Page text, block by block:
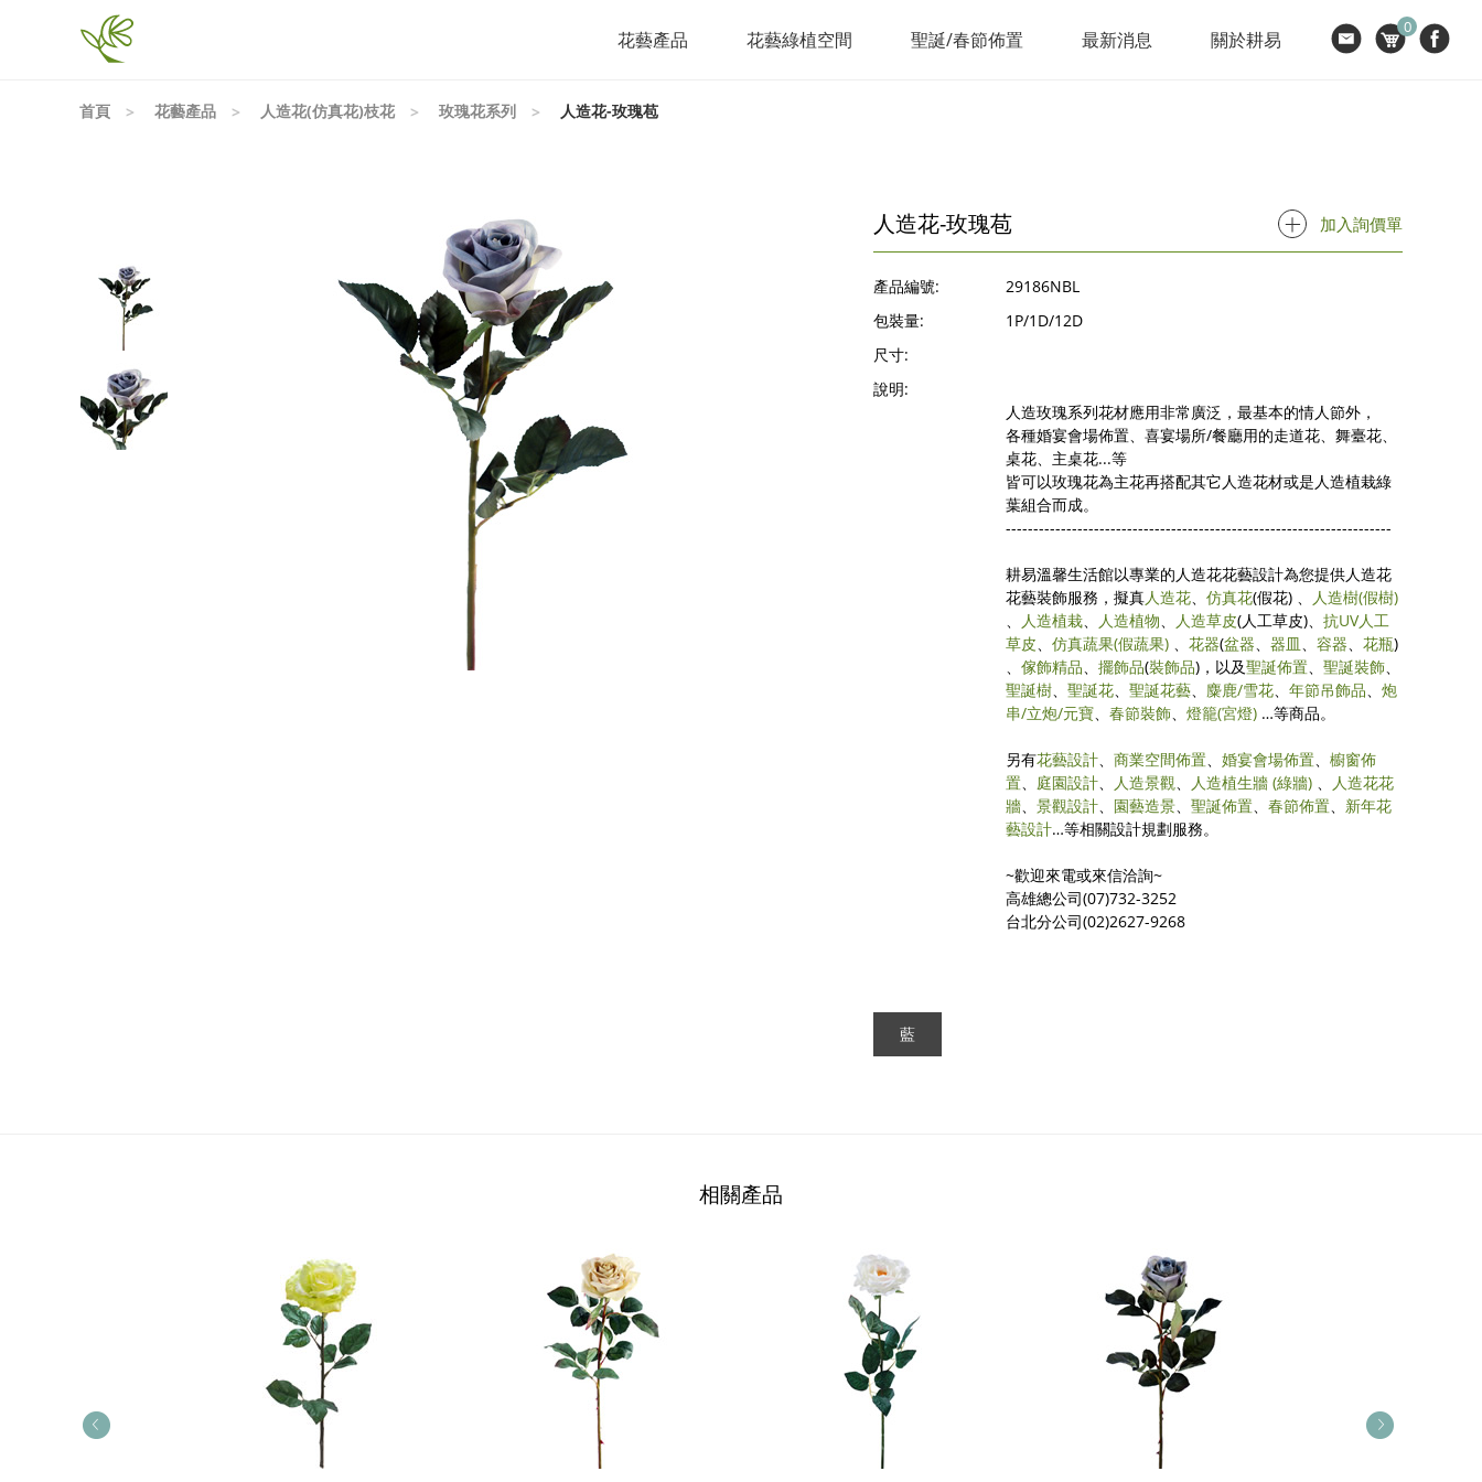
花藝產品 花藝綠植空間 聖誕/春節佈置 最新消息 關於耕易
0
首頁 花藝產品 人造花(仿真花)枝花 玫瑰花系列 人造花-玫瑰苞
人造花-玫瑰苞 加入詢價單
產品編號:
29186NBL
包裝量:
1P/1D/12D
尺寸:
說明:
人造玫瑰系列花材應用非常廣泛，最基本的情人節外，
各種婚宴會場佈置、喜宴場所/餐廳用的走道花、舞臺花、
桌花、主桌花...等
皆可以玫瑰花為主花再搭配其它人造花材或是人造植栽綠
葉組合而成。
----------------------------------------------------------------------
耕易溫馨生活館以專業的人造花花藝設計為您提供人造花
花藝裝飾服務，擬真人造花、 仿真花(假花) 、 人造樹(假樹)
、
人造植栽、 人造植物、 人造草皮(人工草皮)、 抗UV人工
草皮、 仿真蔬果(假蔬果) 、 花器(盆器、 器皿、 容器、 花瓶)
、 傢飾精品、 擺飾品(裝飾品)，以及聖誕佈置、 聖誕裝飾、
聖誕樹、 聖誕花、 聖誕花藝、 麋鹿/雪花、 年節吊飾品、 炮
串/立炮/元寶、 春節裝飾、 燈籠(宮燈) …等商品。
另有花藝設計、 商業空間佈置、 婚宴會場佈置、 櫥窗佈
置、 庭園設計、 人造景觀、 人造植生牆 (綠牆) 、
人造花花
牆、 景觀設計、 園藝造景、 聖誕佈置、 春節佈置、 新年花
藝設計…等相關設計規劃服務。
~歡迎來電或來信洽詢~
高雄總公司(07)732-3252
台北分公司(02)2627-9268
藍
相關產品